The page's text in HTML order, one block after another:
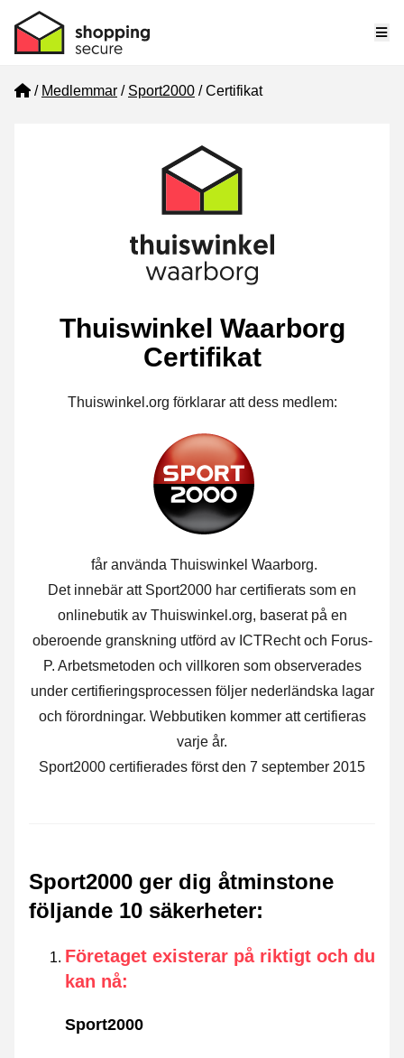
Home
Medlemmar Sport2000 Certifikat
Thuiswinkel Waarborg
Certifikat
Thuiswinkel.org förklarar att dess medlem:
får använda Thuiswinkel Waarborg.
Det innebär att Sport2000 har certifierats som en
onlinebutik av Thuiswinkel.org, baserat på en
oberoende granskning utförd av ICTRecht och Forus-
P. Arbetsmetoden och villkoren som observerades
under certifieringsprocessen följer nederländska lagar
och förordningar. Webbutiken kommer att certifieras
varje år.
Sport2000 certifierades först den 7 september 2015
Sport2000 ger dig åtminstone
följande 10 säkerheter:
Företaget existerar på riktigt och du
kan nå:
Sport2000